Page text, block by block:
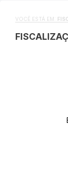
VOCÊ ESTÁ EM: